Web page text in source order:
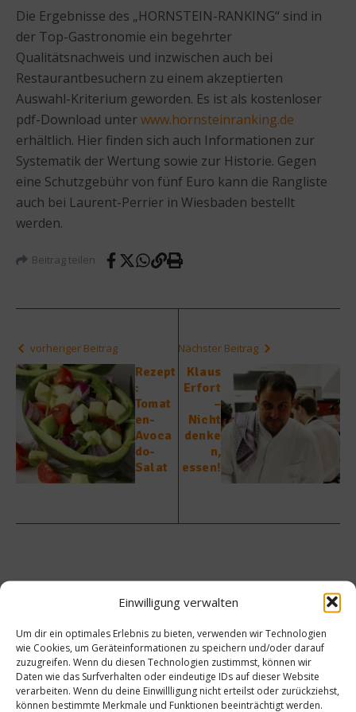
Einwilligung verwalten
Um dir ein optimales Erlebnis zu bieten, verwenden wir Technologien
wie Cookies, um Geräteinformationen zu speichern und/oder darauf
zuzugreifen. Wenn du diesen Technologien zustimmst, können wir
Daten wie das Surfverhalten oder eindeutige IDs auf dieser Website
verarbeiten. Wenn du deine Einwillligung nicht erteilst oder zurückziehst,
können bestimmte Merkmale und Funktionen beeinträchtigt werden.
Die Ergebnisse des „HORNSTEIN-RANKING“ sind in
der Top-Gastronomie ein begehrter
Qualitätsnachweis und inzwischen auch bei
Restaurantbesuchern zu einem akzeptierten
Auswahl-Kriterium geworden. Es ist als kostenloser
pdf-Download unterwww.hornsteinranking.de
erhältlich. Hier finden sich auch Informationen zur
Systematik der Wertung sowie zur Historie. Gegen
eine Schutzgebühr von fünf Euro kann die Rangliste
auch bei Laurent-Perrier in Wiesbaden bestellt
werden.
Beitrag teilen
vorheriger Beitrag
Rezept
:
Tomat
en-
Avoca
do-
Salat
Nächster Beitrag
Klaus
Erfort
–
Nicht
denke
n,
essen!